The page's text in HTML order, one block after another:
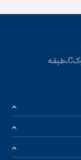
آدرس: تهران،مجتمع تجاری باملند،بلوکC،طبقه